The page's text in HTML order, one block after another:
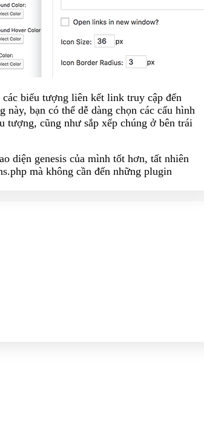
biểu tượng liên kết link truy cập đến
bạn có thể dễ dàng chọn các cấu hình
tượng, cũng như sắp xếp chúng ở bên trái
diện genesis của mình tốt hơn, tất nhiên
mà không cần đến những plugin